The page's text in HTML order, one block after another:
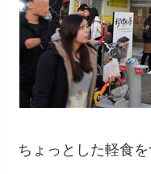
ちょっとした軽食